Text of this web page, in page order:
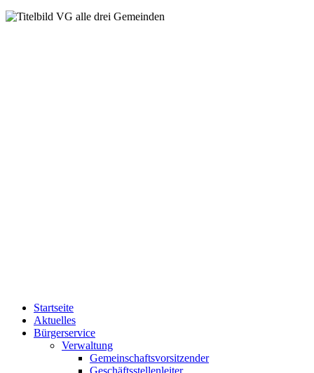
Startseite
Aktuelles
Bürgerservice
Verwaltung
Gemeinschaftsvorsitzender
Geschäftsstellenleiter